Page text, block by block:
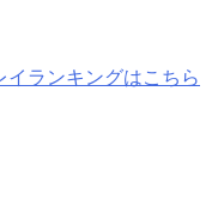
イランキングはこちら